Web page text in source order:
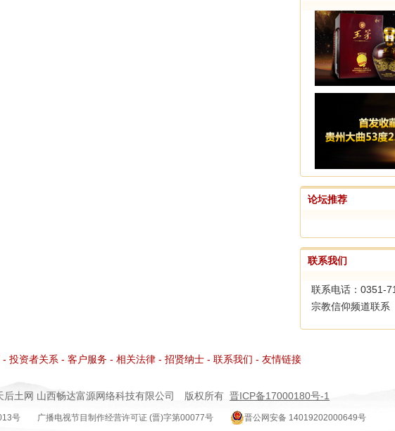
论坛推荐
联系我们
联系电话：0351-
宗教信仰频道联系
- 投资者关系 - 客户服务 - 相关法律- 招贤纳士- 联系我们 - 友情链接
后土网 山西畅达富源网络科技有限公司 版权所有 晋ICP备17000180号-1
号 广播电视节目制作经营许可证 (晋)字第00077号 晋公网安备 14019202000649号